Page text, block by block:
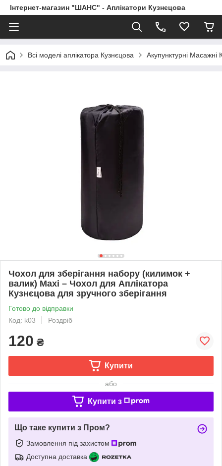
Інтернет-магазин "ШАНС" - Аплікатори Кузнєцова
Всі моделі аплікатора Кузнєцова Акупунктурні Масажні
Чохол для зберігання набору (килимок +
валик) Maxi – Чохол для Аплікатора
Кузнєцова для зручного зберігання
Готово до відправки
Код: k03
Роздріб
120 ₴
Купити
або
Купити з
Що таке купити з Пром?
Замовлення під захистом
Доступна доставка